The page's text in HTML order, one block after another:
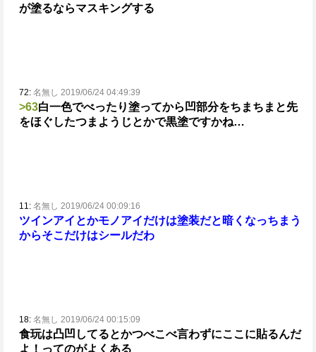
が塗るならマスキングする
72: 名無し 2019/06/24 04:49:39
>63白一色でべったり塗ってから凹部分をちまちまと先
をほぐしたつまようじとかで黒塗ですかね…
11: 名無し 2019/06/24 00:09:16
ツインアイとかモノアイだけは塗装だと暗くなっちまう
からそこだけはシールだわ
18: 名無し 2019/06/24 00:15:09
食玩は凸凹してるとかつべこべ言わずにここに貼るんだ
よ！ってのがよくある